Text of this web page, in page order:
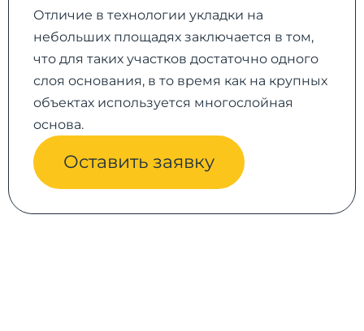
Отличие в технологии укладки на
небольших площадях заключается в том,
что для таких участков достаточно одного
слоя основания, в то время как на крупных
объектах используется многослойная
основа.
Оставить заявку